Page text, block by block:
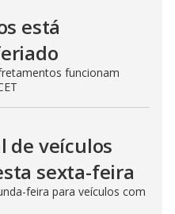
está
funcionam
de veículos
sexta-feira
feira para veículos com